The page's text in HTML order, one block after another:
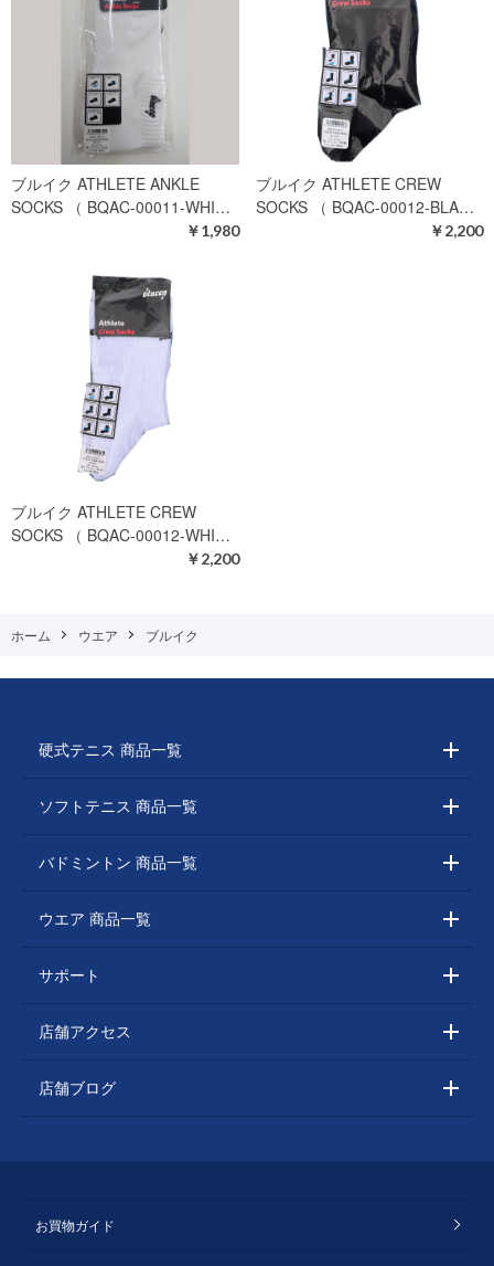
ブルイク ATHLETE ANKLE
SOCKS （ BQAC-00011-WHI…
￥1,980
ブルイク ATHLETE CREW
SOCKS （ BQAC-00012-BLA…
￥2,200
ブルイク ATHLETE CREW
SOCKS （ BQAC-00012-WHI…
￥2,200
ホーム ウエア ブルイク
硬式テニス 商品一覧
ソフトテニス 商品一覧
バドミントン 商品一覧
ウエア 商品一覧
サポート
店舗アクセス
店舗ブログ
お買物ガイド